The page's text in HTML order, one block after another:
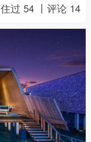
住过 54 丨评论 14